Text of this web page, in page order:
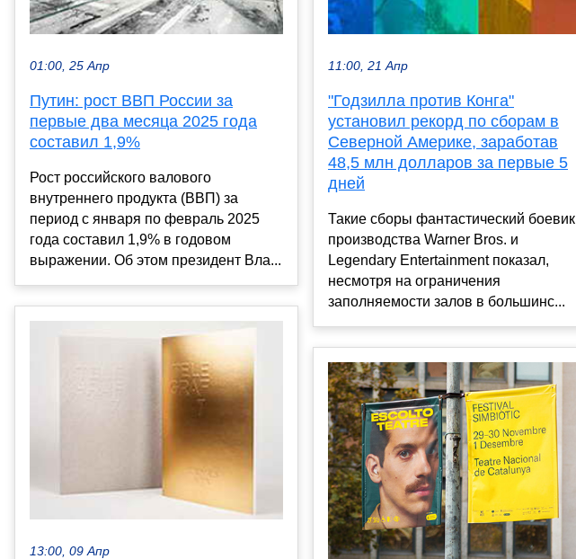
01:00, 25 Апр
Путин: рост ВВП России за
первые два месяца 2025 года
составил 1,9%
Рост российского валового
внутреннего продукта (ВВП) за
период с января по февраль 2025
года составил 1,9% в годовом
выражении. Об этом президент Вла...
13:00, 09 Апр
11:00, 21 Апр
"Годзилла против Конга"
установил рекорд по сборам в
Северной Америке, заработав
48,5 млн долларов за первые 5
дней
Такие сборы фантастический боевик
производства Warner Bros. и
Legendary Entertainment показал,
несмотря на ограничения
заполняемости залов в большинс...